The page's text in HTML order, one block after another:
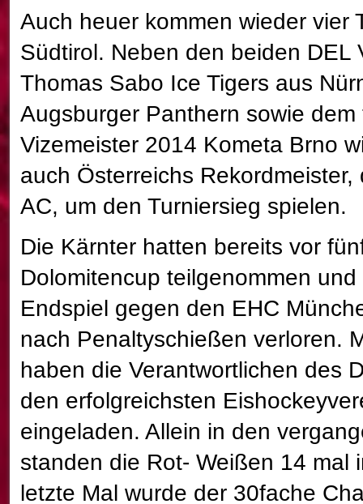
Auch heuer kommen wieder vier
Südtirol. Neben den beiden DEL
Thomas Sabo Ice Tigers aus
Augsburger Panthern sowie
Vizemeister 2014 Kometa Brno
auch Österreichs
AC, um den Turniersieg spielen.
Die Kärnter hatten bereits vor
Dolomitencup teilgenommen
Endspiel gegen den EHC
nach Penaltyschießen verloren.
haben die Verantwortlichen des
den erfolgreichsten
eingeladen. Allein in den
standen die Rot- Weißen 14 mal
letzte Mal wurde der 30fache